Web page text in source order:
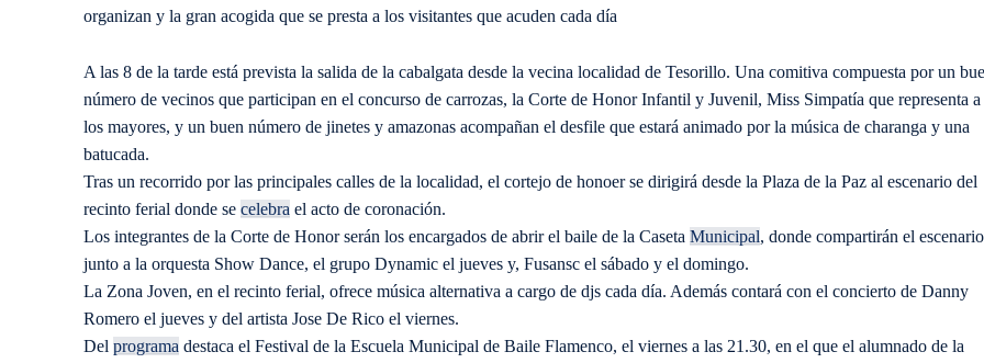
organizan y la gran acogida que se presta a los visitantes que acuden cada día
A las 8 de la tarde está prevista la salida de la cabalgata desde la vecina localidad de Tesorillo. Una comitiva compuesta por un
número de vecinos que participan en el concurso de carrozas, la Corte de Honor Infantil y Juvenil, Miss Simpatía que representa a
los mayores, y un buen número de jinetes y amazonas acompañan el desfile que estará animado por la música de charanga y una
batucada.
Tras un recorrido por las principales calles de la localidad, el cortejo de honoer se dirigirá desde la Plaza de la Paz al escenario del
recinto ferial donde se celebra el acto de coronación.
Los integrantes de la Corte de Honor serán los encargados de abrir el baile de la Caseta Municipal, donde compartirán el escenario
junto a la orquesta Show Dance, el grupo Dynamic el jueves y, Fusansc el sábado y el domingo.
La Zona Joven, en el recinto ferial, ofrece música alternativa a cargo de djs cada día. Además contará con el concierto de Danny
Romero el jueves y del artista Jose De Rico el viernes.
Del programa destaca el Festival de la Escuela Municipal de Baile Flamenco, el viernes a las 21.30, en el que el alumnado de la